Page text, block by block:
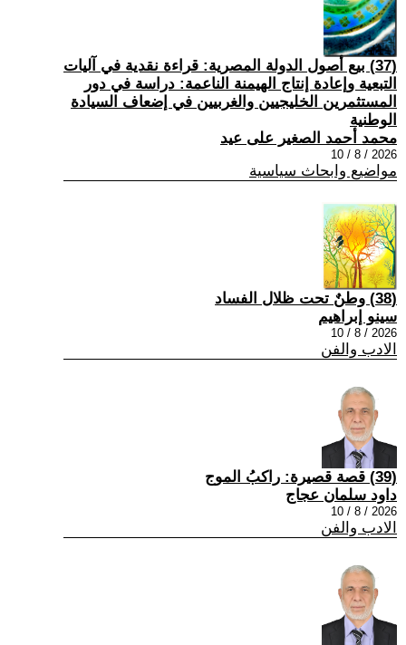
(37) بيع أصول الدولة المصرية: قراءة نقدية في آليات
التبعية وإعادة إنتاج الهيمنة الناعمة: دراسة في دور
المستثمرين الخليجيين والغربيين في إضعاف السيادة
الوطنية
محمد أحمد الصغير على عيد
2026 / 8 / 10
مواضيع وابحاث سياسية
(38) وطنٌ تحت ظلال الفساد
سينو إبراهيم
2026 / 8 / 10
الادب والفن
(39) قصة قصيرة: راكبُ الموج
داود سلمان عجاج
2026 / 8 / 10
الادب والفن